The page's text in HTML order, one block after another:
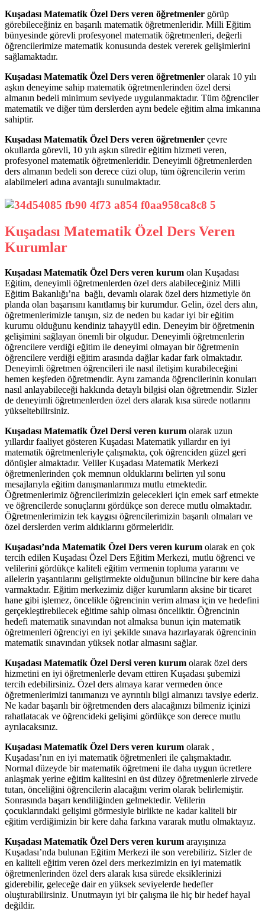
Kuşadası Matematik Özel Ders veren öğretmenler görüp
görebileceğiniz en başarılı matematik öğretmenleridir. Milli Eğitim
bünyesinde görevli profesyonel matematik öğretmenleri, değerli
öğrencilerimize matematik konusunda destek vererek gelişimlerini
sağlamaktadır.
Kuşadası Matematik Özel Ders veren öğretmenler olarak 10 yılı
aşkın deneyime sahip matematik öğretmenlerinden özel dersi
almanın bedeli minimum seviyede uygulanmaktadır. Tüm öğrenciler
matematik ve diğer tüm derslerden aynı bedele eğitim alma imkanına
sahiptir.
Kuşadası Matematik Özel Ders veren öğretmenler çevre
okullarda görevli, 10 yılı aşkın süredir eğitim hizmeti veren,
profesyonel matematik öğretmenleridir. Deneyimli öğretmenlerden
ders almanın bedeli son derece cüzi olup, tüm öğrencilerin verim
alabilmeleri adına avantajlı sunulmaktadır.
Kuşadası Matematik Özel Ders Veren
Kurumlar
Kuşadası Matematik Özel Ders veren kurum olan Kuşadası
Eğitim, deneyimli öğretmenlerden özel ders alabileceğiniz Milli
Eğitim Bakanlığı’na bağlı, devamlı olarak özel ders hizmetiyle ön
planda olan başarısını kanıtlamış bir kurumdur. Gelin, özel ders alın,
öğretmenlerimizle tanışın, siz de neden bu kadar iyi bir eğitim
kurumu olduğunu kendiniz tahayyül edin. Deneyim bir öğretmenin
gelişimini sağlayan önemli bir olgudur. Deneyimli öğretmenlerin
öğrencilere verdiği eğitim ile deneyimi olmayan bir öğretmenin
öğrencilere verdiği eğitim arasında dağlar kadar fark olmaktadır.
Deneyimli öğretmen öğrencileri ile nasıl iletişim kurabileceğini
hemen keşfeden öğretmendir. Aynı zamanda öğrencilerinin konuları
nasıl anlayabileceği hakkında detaylı bilgisi olan öğretmendir. Sizler
de deneyimli öğretmenlerden özel ders alarak kısa sürede notlarını
yükseltebilirsiniz.
Kuşadası Matematik Özel Dersi veren kurum olarak uzun
yıllardır faaliyet gösteren Kuşadası Matematik yıllardır en iyi
matematik öğretmenleriyle çalışmakta, çok öğrenciden güzel geri
dönüşler almaktadır. Veliler Kuşadası Matematik Merkezi
öğretmenlerinden çok memnun olduklarını belirten yıl sonu
mesajlarıyla eğitim danışmanlarımızı mutlu etmektedir.
Öğretmenlerimiz öğrencilerimizin gelecekleri için emek sarf etmekte
ve öğrencilerde sonuçlarını gördükçe son derece mutlu olmaktadır.
Öğretmenlerimizin tek kaygısı öğrencilerimizin başarılı olmaları ve
özel derslerden verim aldıklarını görmeleridir.
Kuşadası’nda Matematik Özel Ders veren kurum olarak en çok
tercih edilen Kuşadası Özel Ders Eğitim Merkezi, mutlu öğrenci ve
velilerini gördükçe kaliteli eğitim vermenin topluma yararını ve
ailelerin yaşantılarını geliştirmekte olduğunun bilincine bir kere daha
varmaktadır. Eğitim merkezimiz diğer kurumların aksine bir ticaret
hane gibi işlemez, öncelikle öğrencinin verim alması için ve hedefini
gerçekleştirebilecek eğitime sahip olması önceliktir. Öğrencinin
hedefi matematik sınavından not almaksa bunun için matematik
öğretmenleri öğrenciyi en iyi şekilde sınava hazırlayarak öğrencinin
matematik sınavından yüksek notlar almasını sağlar.
Kuşadası Matematik Özel Dersi veren kurum olarak özel ders
hizmetini en iyi öğretmenlerle devam ettiren Kuşadası şubemizi
tercih edebilirsiniz. Özel ders almaya karar vermeden önce
öğretmenlerimizi tanımanızı ve ayrıntılı bilgi almanızı tavsiye ederiz.
Ne kadar başarılı bir öğretmenden ders alacağınızı bilmeniz içinizi
rahatlatacak ve öğrencideki gelişimi gördükçe son derece mutlu
ayrılacaksınız.
Kuşadası Matematik Özel Ders veren kurum olarak ,
Kuşadası’nın en iyi matematik öğretmenleri ile çalışmaktadır.
Normal düzeyde bir matematik öğretmeni ile daha uygun ücretlere
anlaşmak yerine eğitim kalitesini en üst düzey öğretmenlerle zirvede
tutan, önceliğini öğrencilerin alacağını verim olarak belirlemiştir.
Sonrasında başarı kendiliğinden gelmektedir. Velilerin
çocuklarındaki gelişimi görmesiyle birlikte ne kadar kaliteli bir
eğitim verdiğimizin bir kere daha farkına vararak mutlu olmaktayız.
Kuşadası Matematik Özel Ders veren kurum arayışınıza
Kuşadası’nda bulunan Eğitim Merkezi ile son verebiliriz. Sizler de
en kaliteli eğitim veren özel ders merkezimizin en iyi matematik
öğretmenlerinden özel ders alarak kısa sürede eksiklerinizi
giderebilir, geleceğe dair en yüksek seviyelerde hedefler
oluşturabilirsiniz. Unutmayın iyi bir çalışma ile hiç bir hedef hayal
değildir.